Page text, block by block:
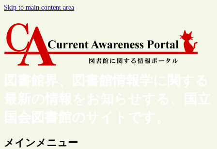
Skip to main content area
図書館界、図書館情報学に関する
最新の情報をお知らせする、国立
国会図書館のサイトです。
メインメニュー